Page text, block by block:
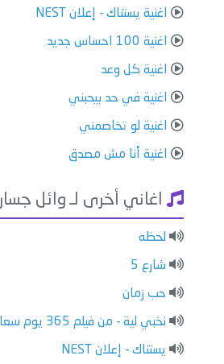
اغنية يستناك - إعلان NEST
اغنية 100 احساس جديد
اغنية كل وعد
اغنية في حد بيحبني
اغنية لو تخاصمني
اغنية أنا مش مصدق
اغاني أخرى لـ وائل جسار
لحظه
شارع 5
حب زمان
نخبي لية - من فيلم 365 يوم سعادة
يستناك - إعلان NEST